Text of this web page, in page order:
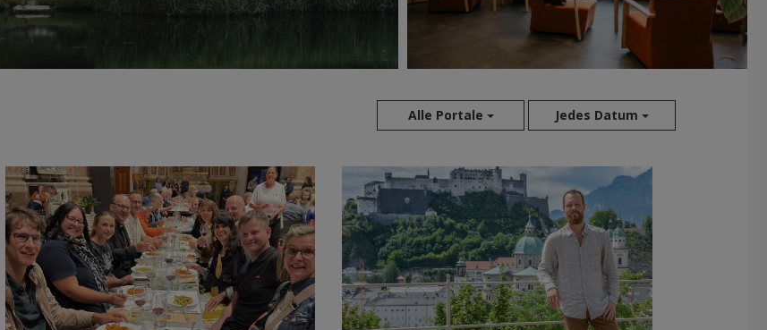
Alle Portale Jedes Datum
Aug 2026
Jul 2026
Jun 2026
Mai 2026
Apr 2026
Mär 2026
Feb 2026